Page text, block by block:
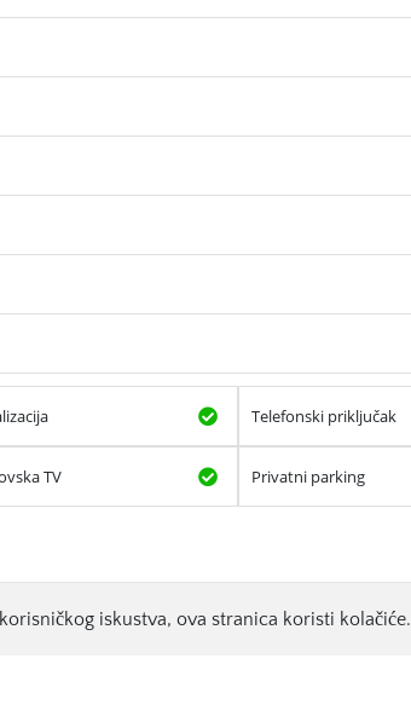
Telefonski priključak
TV Privatni parking
iskustva, ova stranica koristi kolačiće.